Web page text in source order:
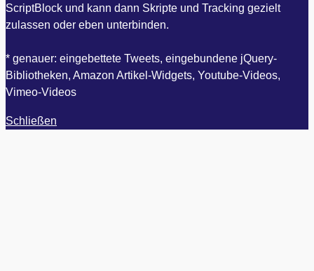
ScriptBlock und kann dann Skripte und Tracking gezielt
zulassen oder eben unterbinden.
* genauer: eingebettete Tweets, eingebundene jQuery-
Bibliotheken, Amazon Artikel-Widgets, Youtube-Videos,
Vimeo-Videos
Schließen